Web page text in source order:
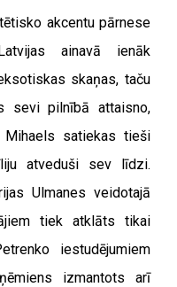
akcentu pārnese
ainavā ienāk
skaņas, taču
sevi pilnībā attaisno,
Mihaels satiekas tieši
atveduši sev līdzi.
Ulmanes veidotajā
tiek atklāts tikai
iestudējumiem
izmantots arī